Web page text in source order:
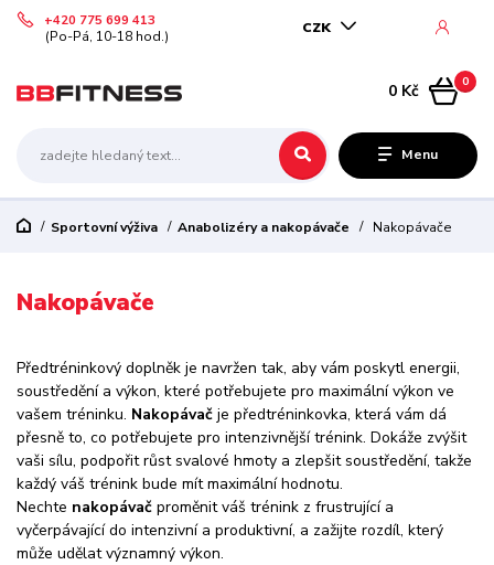
Menu
CZK
+420 775 699 413
(Po-Pá, 10-18 hod.)
0
0 Kč
Sportovní výživa Anabolizéry a nakopávače Nakopávače
Nakopávače
Předtréninkový doplněk je navržen tak, aby vám poskytl energii,
soustředění a výkon, které potřebujete pro maximální výkon ve
vašem tréninku. Nakopávač je předtréninkovka, která vám dá
přesně to, co potřebujete pro intenzivnější trénink. Dokáže zvýšit
vaši sílu, podpořit růst svalové hmoty a zlepšit soustředění, takže
každý váš trénink bude mít maximální hodnotu.
Nechte nakopávač proměnit váš trénink z frustrující a
vyčerpávající do intenzivní a produktivní, a zažijte rozdíl, který
může udělat významný výkon.